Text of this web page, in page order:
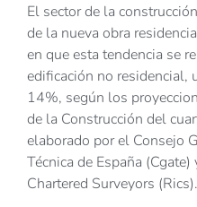
El sector de la
de la nueva obra
en que esta tendencia se
edificación no residencial,
14%, según los
de la Construcción del
elaborado por el Consejo
Técnica de España
Chartered Surveyors (Rics).